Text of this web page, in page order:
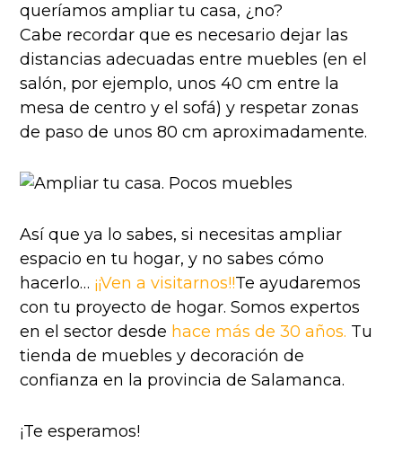
queríamos ampliar tu casa, ¿no?
Cabe recordar que es necesario dejar las
distancias adecuadas entre muebles (en el
salón, por ejemplo, unos 40 cm entre la
mesa de centro y el sofá) y respetar zonas
de paso de unos 80 cm aproximadamente.
Así que ya lo sabes, si necesitas ampliar
espacio en tu hogar, y no sabes cómo
hacerlo… ¡¡Ven a visitarnos!!Te ayudaremos
con tu proyecto de hogar. Somos expertos
en el sector desde hace más de 30 años. Tu
tienda de muebles y decoración de
confianza en la provincia de Salamanca.
¡Te esperamos!